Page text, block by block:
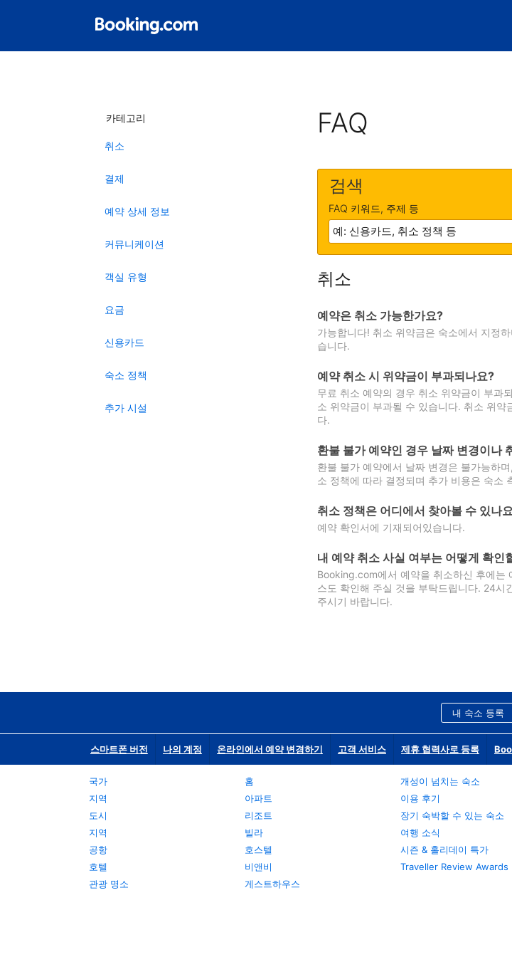
카테고리
취소
결제
예약 상세 정보
커뮤니케이션
객실 유형
요금
신용카드
숙소 정책
추가 시설
FAQ
검색
FAQ 키워드, 주제 등
취소
예약은 취소 가능한가요?
가능합니다! 취소 위약금은 숙소에서 지정
습니다.
예약 취소 시 위약금이 부과되나요?
무료 취소 예약의 경우 취소 위약금이 부과
소 위약금이 부과될 수 있습니다. 취소 위
다.
환불 불가 예약인 경우 날짜 변경이나
환불 불가 예약에서 날짜 변경은 불가능하
소 정책에 따라 결정되며 추가 비용은 숙소
취소 정책은 어디에서 찾아볼 수 있나
예약 확인서에 기재되어있습니다.
내 예약 취소 사실 여부는 어떻게 확인
Booking.com에서 예약을 취소하신 후에는
스도 확인해 주실 것을 부탁드립니다. 24시
주시기 바랍니다.
내 숙소 등록
스마트폰 버전 나의 계정 온라인에서 예약 변경하기 고객 서비스 제휴 협력사로 등록
국가
지역
도시
지역
공항
호텔
관광 명소
홈
아파트
리조트
빌라
호스텔
비앤비
게스트하우스
개성이 넘치는 숙소
이용 후기
장기 숙박할 수 있는 숙소
여행 소식
시즌 & 홀리데이 특가
Traveller Review Awards